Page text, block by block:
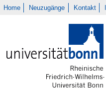
Home Neuzugänge Kontakt